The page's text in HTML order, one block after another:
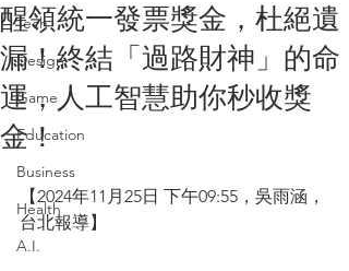
Tech
Design
Game
Education
Business
Health
A.I.
醒領統一發票獎金，杜絕遺
漏！終結「過路財神」的命
運，人工智慧助你秒收獎
金！
【2024年11月25日 下午09:55，吳雨涵，
台北報導】